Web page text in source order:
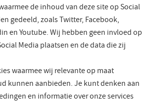
de inhoud van deze site op Social
gedeeld, zoals Twitter, Facebook,
en Youtube. Wij hebben geen invloed op
Media plaatsen en de data die zij
waarmee wij relevante op maat
kunnen aanbieden. Je kunt denken aan
en informatie over onze services